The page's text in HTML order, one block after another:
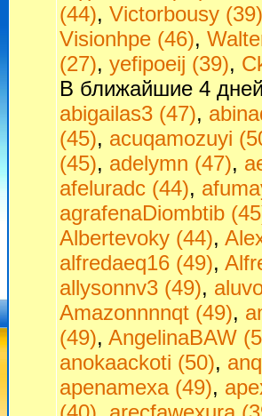
(44), Victorbousy (39)
Visionhpe (46),
(27), yefipoeij (39),
В ближайшие 4
abigailas3 (47),
(45), acuqamozuyi
(45), adelymn (47),
afeluradc (44),
agrafenaDiombtib
Albertevoky (44),
alfredaeq16 (49),
allysonnv3 (49),
Amazonnnnqt (49),
(49), AngelinaBAW
anokaackoti (50),
apenamexa (49),